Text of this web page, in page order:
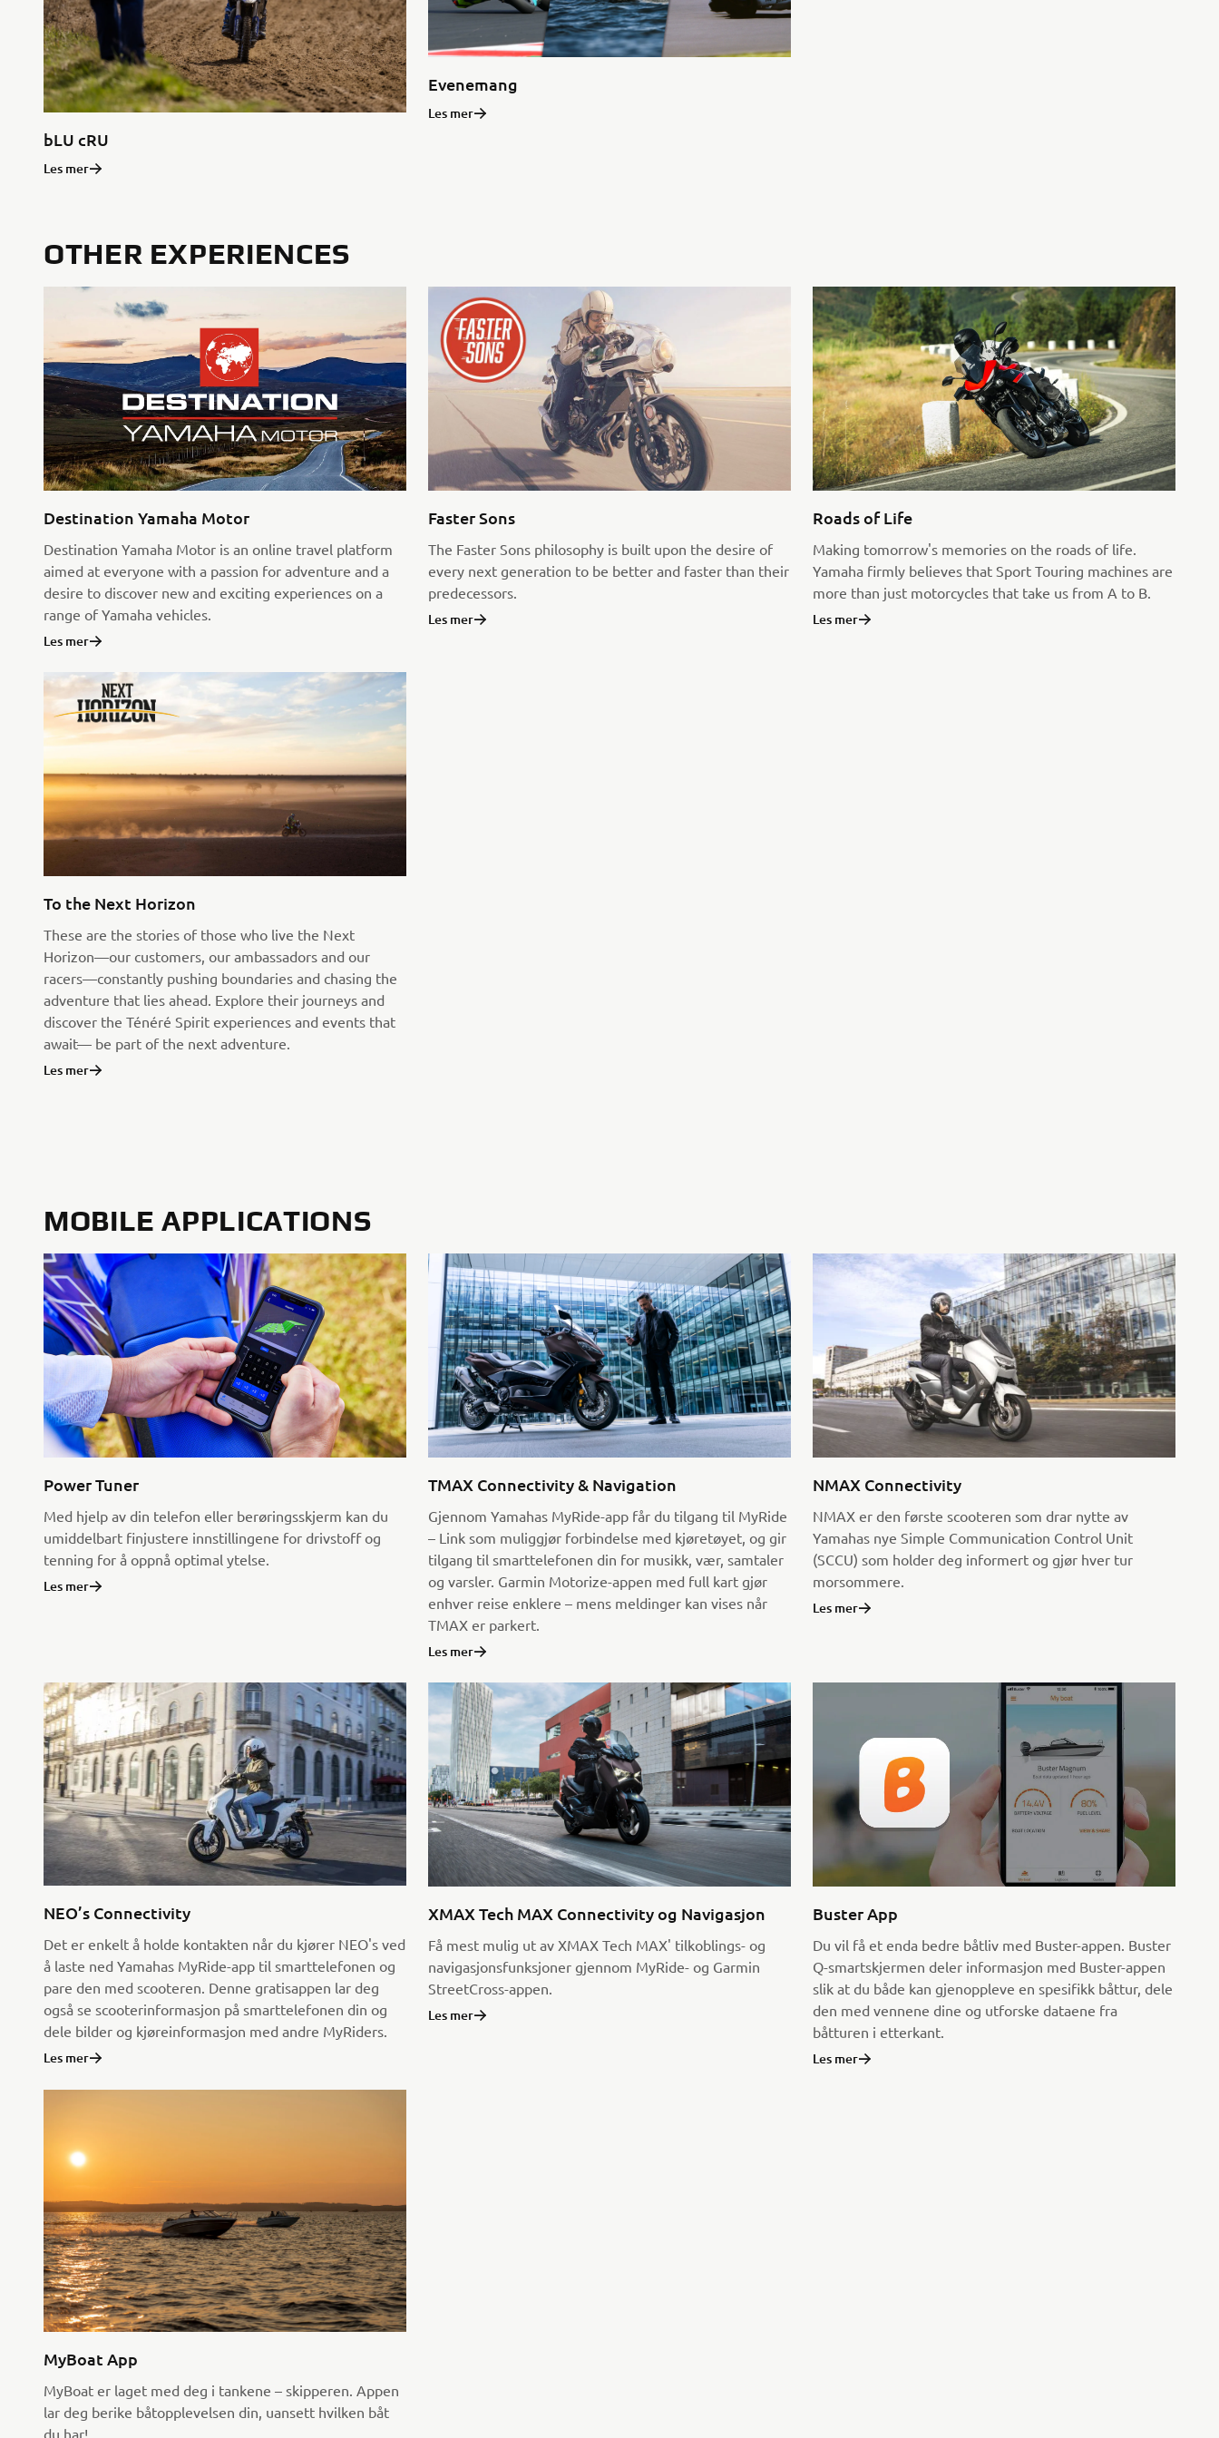
bLU cRU
Les mer
Evenemang
Les mer
OTHER EXPERIENCES
Destination Yamaha Motor
Destination Yamaha Motor is an online travel platform
aimed at everyone with a passion for adventure and a
desire to discover new and exciting experiences on a
range of Yamaha vehicles.
Les mer
Faster Sons
The Faster Sons philosophy is built upon the desire of
every next generation to be better and faster than their
predecessors.
Les mer
Roads of Life
Making tomorrow's memories on the roads of life.
Yamaha firmly believes that Sport Touring machines are
more than just motorcycles that take us from A to B.
Les mer
To the Next Horizon
These are the stories of those who live the Next
Horizon—our customers, our ambassadors and our
racers—constantly pushing boundaries and chasing the
adventure that lies ahead. Explore their journeys and
discover the Ténéré Spirit experiences and events that
await— be part of the next adventure.
Les mer
MOBILE APPLICATIONS
Power Tuner
Med hjelp av din telefon eller berøringsskjerm kan du
umiddelbart finjustere innstillingene for drivstoff og
tenning for å oppnå optimal ytelse.
Les mer
TMAX Connectivity & Navigation
Gjennom Yamahas MyRide-app får du tilgang til MyRide
– Link som muliggjør forbindelse med kjøretøyet, og gir
tilgang til smarttelefonen din for musikk, vær, samtaler
og varsler. Garmin Motorize-appen med full kart gjør
enhver reise enklere – mens meldinger kan vises når
TMAX er parkert.
Les mer
NMAX Connectivity
NMAX er den første scooteren som drar nytte av
Yamahas nye Simple Communication Control Unit
(SCCU) som holder deg informert og gjør hver tur
morsommere.
Les mer
NEO’s Connectivity
Det er enkelt å holde kontakten når du kjører NEO's ved
å laste ned Yamahas MyRide-app til smarttelefonen og
pare den med scooteren. Denne gratisappen lar deg
også se scooterinformasjon på smarttelefonen din og
dele bilder og kjøreinformasjon med andre MyRiders.
Les mer
XMAX Tech MAX Connectivity og Navigasjon
Få mest mulig ut av XMAX Tech MAX' tilkoblings- og
navigasjonsfunksjoner gjennom MyRide- og Garmin
StreetCross-appen.
Les mer
Buster App
Du vil få et enda bedre båtliv med Buster-appen. Buster
Q-smartskjermen deler informasjon med Buster-appen
slik at du både kan gjenoppleve en spesifikk båttur, dele
den med vennene dine og utforske dataene fra
båtturen i etterkant.
Les mer
MyBoat App
MyBoat er laget med deg i tankene – skipperen. Appen
lar deg berike båtopplevelsen din, uansett hvilken båt
du har!